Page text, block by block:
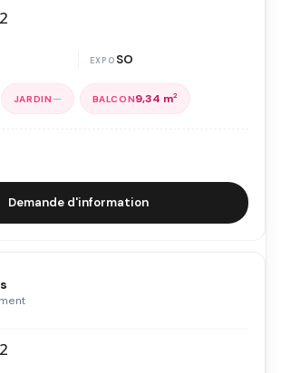
2
SO
— 9,34 m2
Demande d'information
2